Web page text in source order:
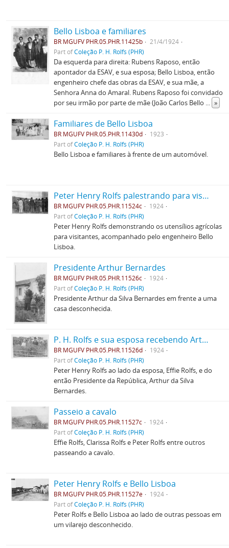
Bello Lisboa e familiares
BR MGUFV PHR.05.PHR.11425b
21/4/1924
Part ofColeção P. H. Rolfs (PHR)
Da esquerda para direita: Rubens Raposo, então
apontador da ESAV, e sua esposa; Bello Lisboa, então
engenheiro chefe das obras da ESAV, e sua mãe, a
Senhora Anna do Amaral. Rubens Raposo foi convidado
por seu irmão por parte de mãe (João Carlos Bello ... »
Familiares de Bello Lisboa
BR MGUFV PHR.05.PHR.11430d
1923
Part ofColeção P. H. Rolfs (PHR)
Bello Lisboa e familiares à frente de um automóvel.
Peter Henry Rolfs palestrando para visitantes
BR MGUFV PHR.05.PHR.11524c
1924
Part ofColeção P. H. Rolfs (PHR)
Peter Henry Rolfs demonstrando os utensílios agrícolas
para visitantes, acompanhado pelo engenheiro Bello
Lisboa.
Presidente Arthur Bernardes
BR MGUFV PHR.05.PHR.11526c
1924
Part ofColeção P. H. Rolfs (PHR)
Presidente Arthur da Silva Bernardes em frente a uma
casa desconhecida.
P. H. Rolfs e sua esposa recebendo Arthur Bernardes
BR MGUFV PHR.05.PHR.11526d
1924
Part ofColeção P. H. Rolfs (PHR)
Peter Henry Rolfs ao lado da esposa, Effie Rolfs, e do
então Presidente da República, Arthur da Silva
Bernardes.
Passeio a cavalo
BR MGUFV PHR.05.PHR.11527c
1924
Part ofColeção P. H. Rolfs (PHR)
Effie Rolfs, Clarissa Rolfs e Peter Rolfs entre outros
passeando a cavalo.
Peter Henry Rolfs e Bello Lisboa
BR MGUFV PHR.05.PHR.11527e
1924
Part ofColeção P. H. Rolfs (PHR)
Peter Rolfs e Bello Lisboa ao lado de outras pessoas em
um vilarejo desconhecido.